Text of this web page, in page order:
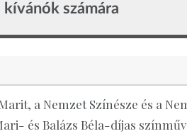
számára
a Nemzet Színésze és a
és Balázs Béla-díjas